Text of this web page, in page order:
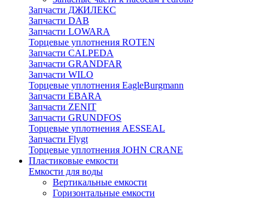
Запчасти ДЖИЛЕКС
Запчасти DAB
Запчасти LOWARA
Торцевые уплотнения ROTEN
Запчасти CALPEDA
Запчасти GRANDFAR
Запчасти WILO
Торцевые уплотнения EagleBurgmann
Запчасти EBARA
Запчасти ZENIT
Запчасти GRUNDFOS
Торцевые уплотнения AESSEAL
Запчасти Flygt
Торцевые уплотнения JOHN CRANE
Пластиковые емкости
Емкости для воды
Вертикальные емкости
Горизонтальные емкости